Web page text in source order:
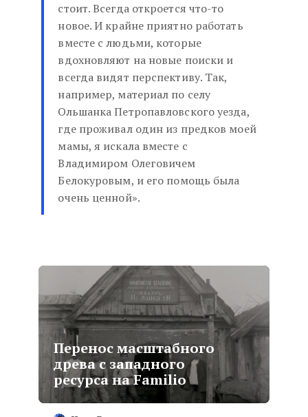
стоит. Всегда откроется что-то
новое. И крайне приятно работать
вместе с людьми, которые
вдохновляют на новые поиски и
всегда видят перспективу. Так,
например, материал по селу
Ольшанка Петропавловского уезда,
где проживал один из предков моей
мамы, я искала вместе с
Владимиром Олеговичем
Белокуровым, и его помощь была
очень ценной».
Перенос масштабного
древа с западного
ресурса на Familio